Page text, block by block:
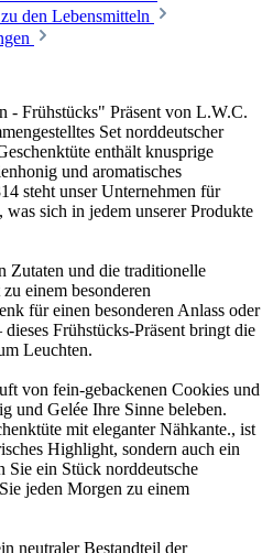
den Lebensmitteln
- Frühstücks" Präsent von L.W.C.
Set norddeutscher
enthält knusprige
und aromatisches
steht unser Unternehmen für
sich in jedem unserer Produkte
Zutaten und die traditionelle
einem besonderen
für einen besonderen Anlass oder
Frühstücks-Präsent bringt die
Leuchten.
von fein-gebackenen Cookies und
und Gelée Ihre Sinne beleben.
mit eleganter Nähkante., ist
Highlight, sondern auch ein
Sie ein Stück norddeutsche
jeden Morgen zu einem
neutraler Bestandteil der